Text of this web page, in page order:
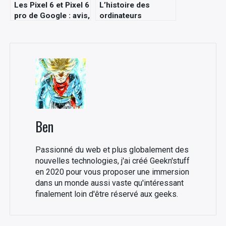
Les Pixel 6 et Pixel 6
pro de Google : avis,
L’histoire des
ordinateurs
Ben
Passionné du web et plus globalement des
nouvelles technologies, j'ai créé Geekn'stuff
en 2020 pour vous proposer une immersion
dans un monde aussi vaste qu'intéressant
finalement loin d'être réservé aux geeks.